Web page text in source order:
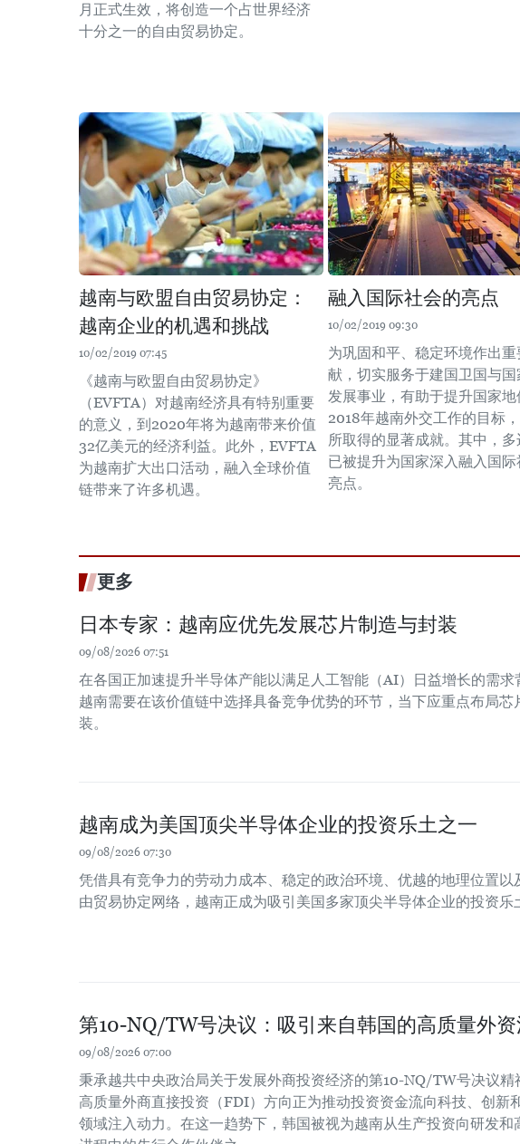
月正式生效，将创造一个占世界经济
十分之一的自由贸易协定。
越南与欧盟自由贸易协定：
越南企业的机遇和挑战
10/02/2019 07:45
《越南与欧盟自由贸易协定》
（EVFTA）对越南经济具有特别重要
的意义，到2020年将为越南带来价值
32亿美元的经济利益。此外，EVFTA
为越南扩大出口活动，融入全球价值
链带来了许多机遇。
融入国际社会的亮点
10/02/2019 09:30
为巩固和平、稳定环境作出重
献，切实服务于建国卫国与国
发展事业，有助于提升国家地
2018年越南外交工作的目标
所取得的显著成就。其中，多
已被提升为国家深入融入国际
亮点。
更多
日本专家：越南应优先发展芯片制造与封装
09/08/2026 07:51
在各国正加速提升半导体产能以满足人工智能（AI）日益增长的需求
越南需要在该价值链中选择具备竞争优势的环节，当下应重点布局芯
装。
越南成为美国顶尖半导体企业的投资乐土之一
09/08/2026 07:30
凭借具有竞争力的劳动力成本、稳定的政治环境、优越的地理位置以
由贸易协定网络，越南正成为吸引美国多家顶尖半导体企业的投资乐
第10-NQ/TW号决议：吸引来自韩国的高质量外资
09/08/2026 07:00
秉承越共中央政治局关于发展外商投资经济的第10-NQ/TW号决议精
高质量外商直接投资（FDI）方向正为推动投资资金流向科技、创新
领域注入动力。在这一趋势下，韩国被视为越南从生产投资向研发和